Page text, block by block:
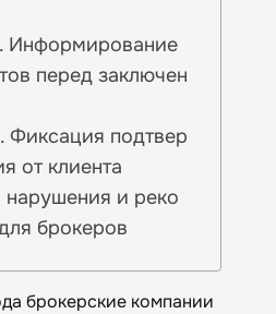
Информирование
перед заключен
Фиксация подтвер
от клиента
и реко
брокеров
брокерские компании